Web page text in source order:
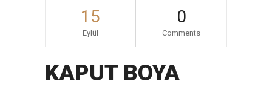
15
Eylül
0
Comments
KAPUT BOYA